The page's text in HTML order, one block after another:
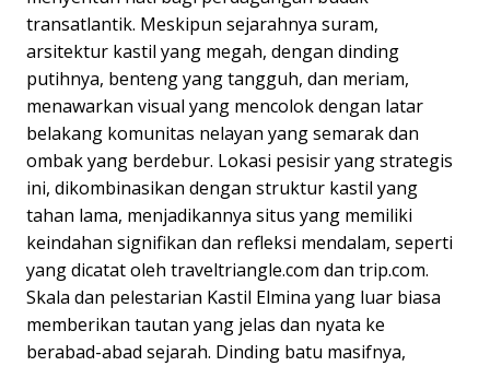
transatlantik. Meskipun sejarahnya suram,
arsitektur kastil yang megah, dengan dinding
putihnya, benteng yang tangguh, dan meriam,
menawarkan visual yang mencolok dengan latar
belakang komunitas nelayan yang semarak dan
ombak yang berdebur. Lokasi pesisir yang strategis
ini, dikombinasikan dengan struktur kastil yang
tahan lama, menjadikannya situs yang memiliki
keindahan signifikan dan refleksi mendalam, seperti
yang dicatat oleh traveltriangle.com dan trip.com.
Skala dan pelestarian Kastil Elmina yang luar biasa
memberikan tautan yang jelas dan nyata ke
berabad-abad sejarah. Dinding batu masifnya,